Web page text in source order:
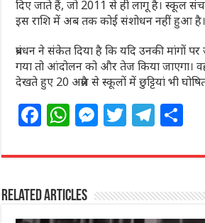
दिए जाते हैं, जो 2011 से ही लागू है। स्कूल
इस राशि में अब तक कोई संशोधन नहीं हुआ है।
प्रबंधन ने संकेत दिया है कि यदि उनकी मांगों पर
गया तो आंदोलन को और तेज किया जाएगा।
देखते हुए 20 अप्रैल से स्कूलों में छुट्टियां भी
F
c
e
b
W
at
s
A
M
ss
n
T
itt
r
T
e
ra
Related Articles